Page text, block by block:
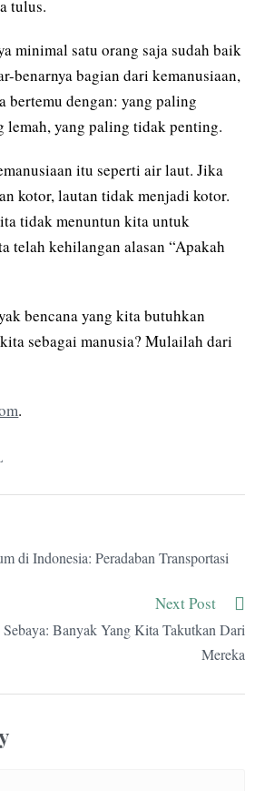
tulus.
minimal satu orang saja sudah baik
benarnya bagian dari kemanusiaan,
bertemu dengan: yang paling
lemah, yang paling tidak penting.
itu seperti air laut. Jika
kotor, lautan tidak menjadi kotor.
tidak menuntun kita untuk
telah kehilangan alasan “Apakah
bencana yang kita butuhkan
sebagai manusia? Mulailah dari
.
di Indonesia: Peradaban Transportasi
Next Post
Sebaya: Banyak Yang Kita Takutkan Dari
Mereka